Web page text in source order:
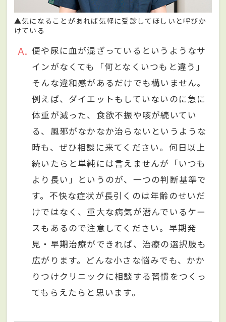
▲気になることがあれば気軽に受診してほしいと呼びか
けている
A
便や尿に血が混ざっているというようなサ
インがなくても「何となくいつもと違う」
そんな違和感があるだけでも構いません。
例えば、ダイエットもしていないのに急に
体重が減った、食欲不振や咳が続いてい
る、風邪がなかなか治らないというような
時も、ぜひ相談に来てください。何日以上
続いたらと単純には言えませんが「いつも
より長い」というのが、一つの判断基準で
す。不快な症状が長引くのは年齢のせいだ
けではなく、重大な病気が潜んでいるケー
スもあるので注意してください。早期発
見・早期治療ができれば、治療の選択肢も
広がります。どんな小さな悩みでも、かか
りつけクリニックに相談する習慣をつくっ
てもらえたらと思います。